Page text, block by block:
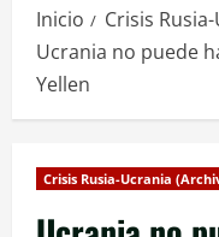
Inicio
Crisis
Ucrania no puede
Yellen
Crisis Rusia-Ucrania